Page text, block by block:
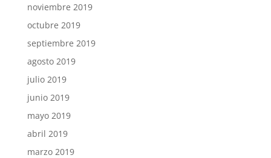
noviembre 2019
octubre 2019
septiembre 2019
agosto 2019
julio 2019
junio 2019
mayo 2019
abril 2019
marzo 2019